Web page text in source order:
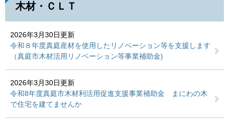
木材・ＣＬＴ
2026年3月30日更新
令和８年度真庭産材を使用したリノベーション等を支援します
（真庭市木材活用リノベーション等事業補助金)
2026年3月30日更新
令和8年度真庭市木材利活用促進支援事業補助金 まにわの木
で住宅を建てませんか